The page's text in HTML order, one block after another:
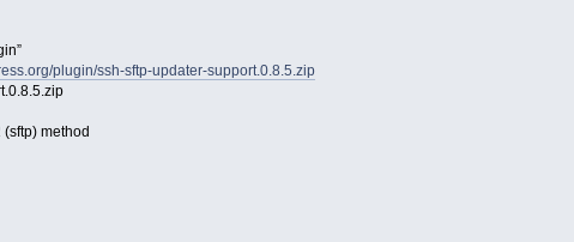
plugin/ssh-sftp-updater-support.0.8.5.zip
method